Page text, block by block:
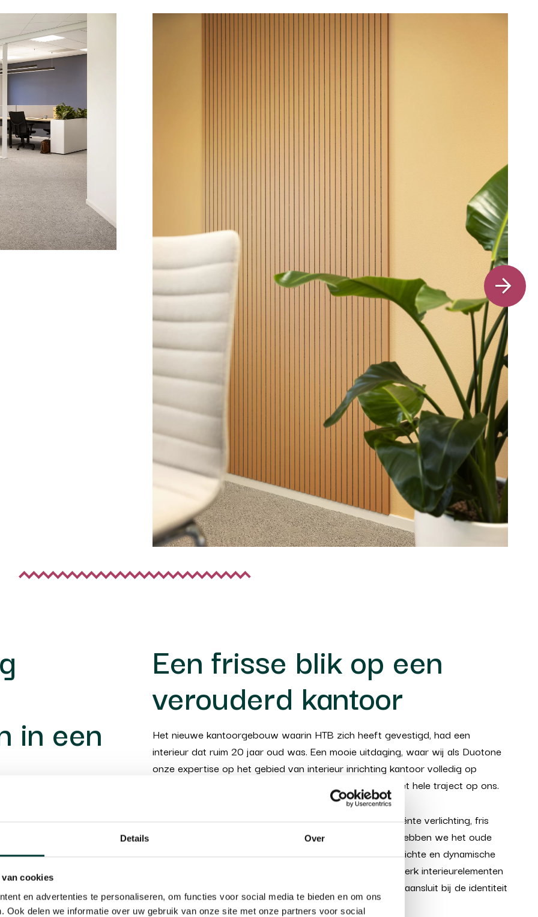
Details Over
van cookies
en advertenties te personaliseren, om functies voor social media te bieden en om ons
Ook delen we informatie over uw gebruik van onze site met onze partners voor social
in een
om een volledig
Twee
gelegen kantoor
een inspirerende en
Een frisse blik op een
verouderd kantoor
Het nieuwe kantoorgebouw waarin HTB zich heeft gevestigd, had een
interieur dat ruim 20 jaar oud was. Een mooie uitdaging, waar wij als Duotone
onze expertise op het gebied van interieur inrichting kantoorvolledig op
konden loslaten. Van ontwerp tot realisatie namen wij het hele traject op ons.
Door het toepassen van moderne vloerbedekking, efficiënte verlichting, fris
schilderwerk en het openbreken van gesloten ruimtes, hebben we het oude
karakter volledig getransformeerd naar een eigentijdse, lichte en dynamische
kantooromgeving. Daarnaast hebben we diverse maatwerk interieurelementen
ontworpen en geplaatst, waardoor het kantoor perfect aansluit bij de identiteit
en wensen van HTB Accountants.